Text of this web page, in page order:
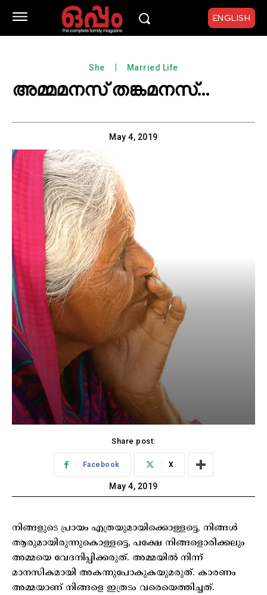
ENGLISH
She Married Life
അമ്മമനസ് തങ്കമനസ്…
May 4, 2019
Share post:
Facebook X
May 4, 2019
നിങ്ങളുടെ പ്രായം എത്രയുമായിക്കൊള്ളട്ടെ, നിങ്ങൾ
ആരുമായിരുന്നുകൊള്ളട്ടെ, പക്ഷേ നിങ്ങളൊരിക്കലും
അമ്മയെ വേദനിപ്പിക്കരുത്. അമ്മയിൽ നിന്ന്
മാനസികമായി അകന്നുപോകുകയുമരുത്. കാരണം
അമ്മയാണ് നിങ്ങളെ ഇത്രടം വരെയെത്തിച്ചത്.